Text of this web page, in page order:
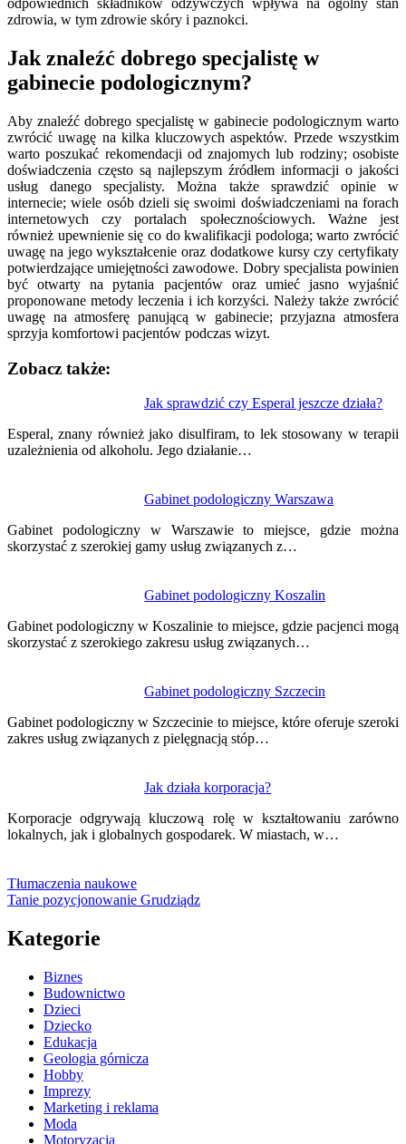
odpowiednich składników odżywczych wpływa na ogólny stan
zdrowia, w tym zdrowie skóry i paznokci.
Jak znaleźć dobrego specjalistę w
gabinecie podologicznym?
Aby znaleźć dobrego specjalistę w gabinecie podologicznym warto
zwrócić uwagę na kilka kluczowych aspektów. Przede wszystkim
warto poszukać rekomendacji od znajomych lub rodziny; osobiste
doświadczenia często są najlepszym źródłem informacji o jakości
usług danego specjalisty. Można także sprawdzić opinie w
internecie; wiele osób dzieli się swoimi doświadczeniami na forach
internetowych czy portalach społecznościowych. Ważne jest
również upewnienie się co do kwalifikacji podologa; warto zwrócić
uwagę na jego wykształcenie oraz dodatkowe kursy czy certyfikaty
potwierdzające umiejętności zawodowe. Dobry specjalista powinien
być otwarty na pytania pacjentów oraz umieć jasno wyjaśnić
proponowane metody leczenia i ich korzyści. Należy także zwrócić
uwagę na atmosferę panującą w gabinecie; przyjazna atmosfera
sprzyja komfortowi pacjentów podczas wizyt.
Zobacz także:
Jak sprawdzić czy Esperal jeszcze działa?
Esperal, znany również jako disulfiram, to lek stosowany w terapii
uzależnienia od alkoholu. Jego działanie…
Gabinet podologiczny Warszawa
Gabinet podologiczny w Warszawie to miejsce, gdzie można
skorzystać z szerokiej gamy usług związanych z…
Gabinet podologiczny Koszalin
Gabinet podologiczny w Koszalinie to miejsce, gdzie pacjenci mogą
skorzystać z szerokiego zakresu usług związanych…
Gabinet podologiczny Szczecin
Gabinet podologiczny w Szczecinie to miejsce, które oferuje szeroki
zakres usług związanych z pielęgnacją stóp…
Jak działa korporacja?
Korporacje odgrywają kluczową rolę w kształtowaniu zarówno
lokalnych, jak i globalnych gospodarek. W miastach, w…
wpisu
Tłumaczenia naukowe
Tanie pozycjonowanie Grudziądz
Kategorie
Biznes
Budownictwo
Dzieci
Dziecko
Edukacja
Geologia górnicza
Hobby
Imprezy
Marketing i reklama
Moda
Motoryzacja